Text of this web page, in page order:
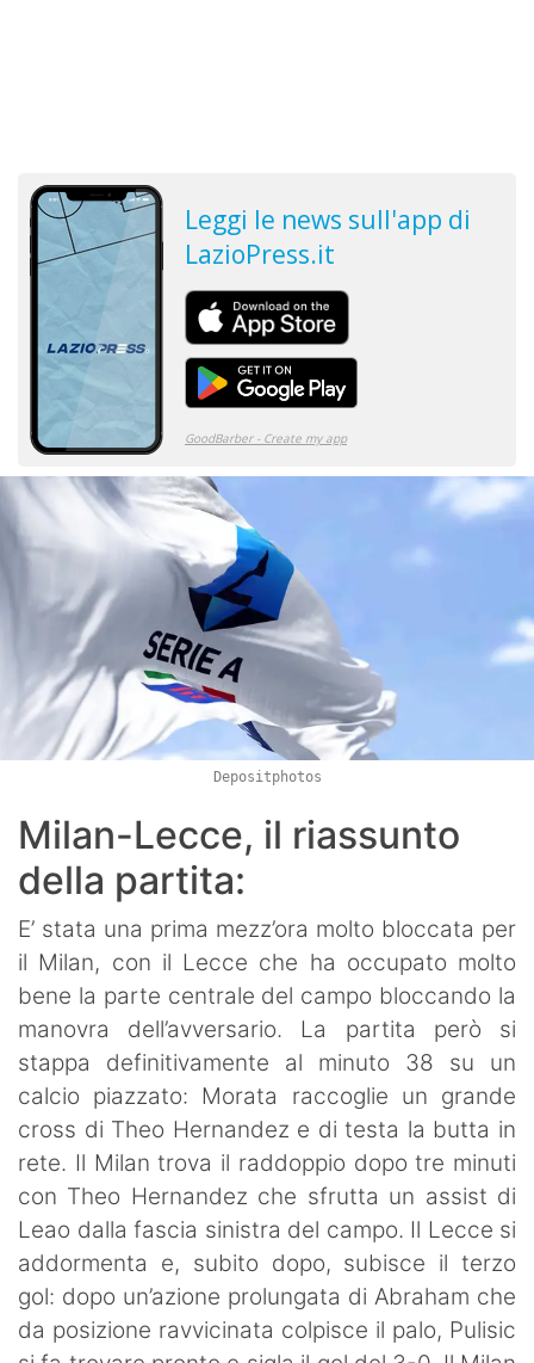
Depositphotos
Milan-Lecce, il riassunto
della partita:
E’ stata una prima mezz’ora molto bloccata per
il Milan, con il Lecce che ha occupato molto
bene la parte centrale del campo bloccando la
manovra dell’avversario. La partita però si
stappa definitivamente al minuto 38 su un
calcio piazzato: Morata raccoglie un grande
cross di Theo Hernandez e di testa la butta in
rete. Il Milan trova il raddoppio dopo tre minuti
con Theo Hernandez che sfrutta un assist di
Leao dalla fascia sinistra del campo. Il Lecce si
addormenta e, subito dopo, subisce il terzo
gol: dopo un’azione prolungata di Abraham che
da posizione ravvicinata colpisce il palo, Pulisic